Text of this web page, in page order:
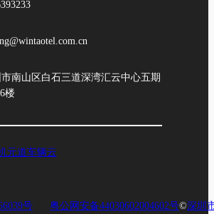
南山区白石三道深湾汇云中心五期
楼
元道车辆云
号 粤公网安备44030602004602号©深圳